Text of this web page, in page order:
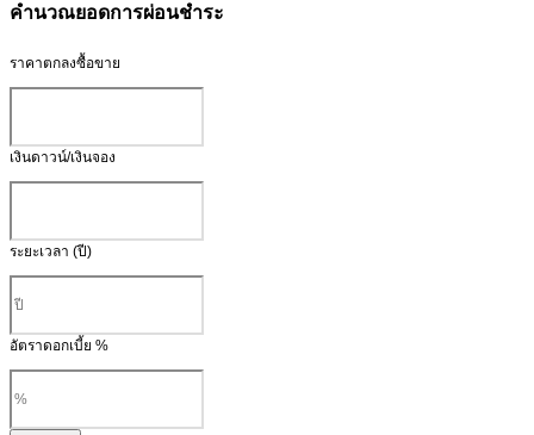
คำนวณยอดการผ่อนชำระ
ราคาตกลงซื้อขาย
เงินดาวน์/เงินจอง
ระยะเวลา (ปี)
อัตราดอกเบี้ย %